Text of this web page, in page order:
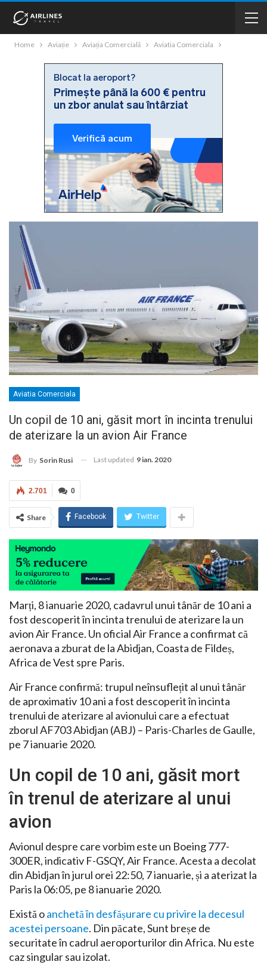
Home Aviație Aviația Comercială Aviatia Comerciala
Aviatia Comerciala
Un copil de 10 ani, găsit mort în incinta trenului
de aterizare la un avion Air France
By Sorin Rusi Last updated 9 ian. 2020
0
2.701
Share Facebook Twitter
Marți, 8 ianuarie 2020, cadavrul unui tânăr de 10 ani a
fost descoperit în incinta trenului de aterizare la un
avion Air France. Un oficial Air France a confirmat că
aeronava a zburat de la Abidjan, Coasta de Fildeș,
Africa de Vest spre Paris.
Air France confirmă: trupul neînsuflețit al unui tânăr
de aproximativ 10 ani a fost descoperit în incinta
trenului de aterizare al avionului care a efectuat
zborul AF703 Abidjan (ABJ) – Paris-Charles de Gaulle,
pe 7 ianuarie 2020.
Un copil de 10 ani, găsit mort
în trenul de aterizare al unui
avion
Avionul despre care vorbim este un Boeing 777-
300ER, indicativ F-GSQY, Air France. Acesta a decolat
din Abidjan în jurul orei 22:50, 7 ianuarie, și a aterizat la
Paris la 06:05, pe 8 ianuarie 2020.
Există oanchetă în desfășurare cu privire la decesul
acestei persoane. Din păcate, Sunt breșe de
securitate în cadrul aeroporturilor din Africa. Nu este
caz singular sau izolat.